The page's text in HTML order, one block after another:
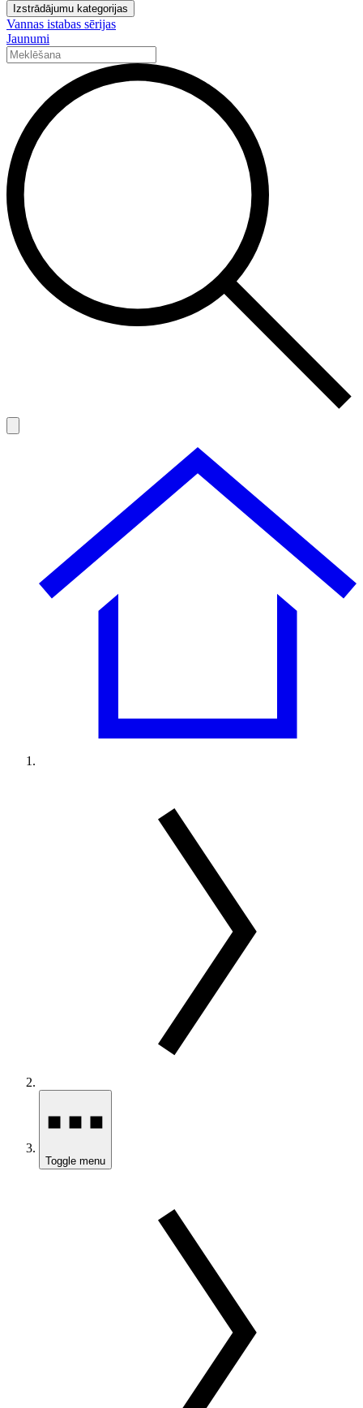
Izstrādājumu kategorijas
Vannas istabas sērijas
Jaunumi
Toggle menu